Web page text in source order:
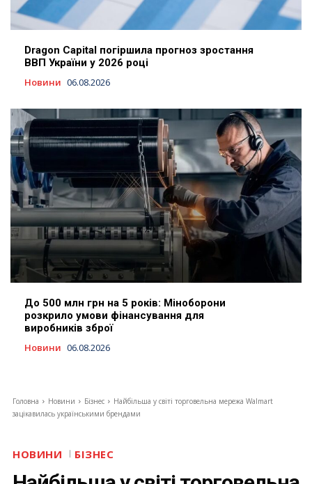
Dragon Capital погіршила прогноз зростання
ВВП України у 2026 році
Новини 06.08.2026
До 500 млн грн на 5 років: Міноборони
розкрило умови фінансування для
виробників зброї
Новини 06.08.2026